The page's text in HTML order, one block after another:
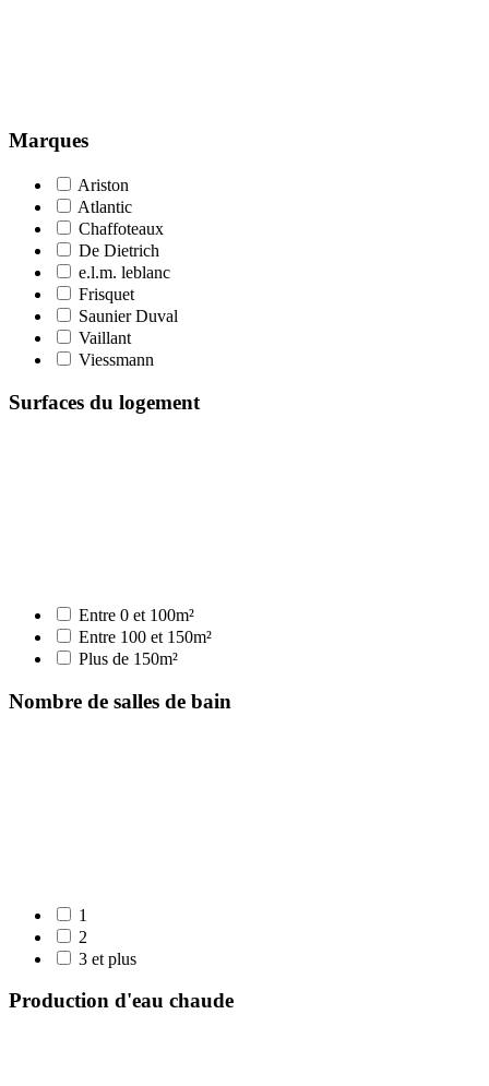
Marques
Ariston
Atlantic
Chaffoteaux
De Dietrich
e.l.m. leblanc
Frisquet
Saunier Duval
Vaillant
Viessmann
Surfaces du logement
Entre 0 et 100m²
Entre 100 et 150m²
Plus de 150m²
Nombre de salles de bain
1
2
3 et plus
Production d'eau chaude